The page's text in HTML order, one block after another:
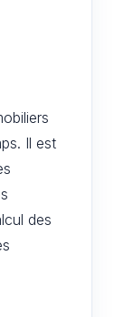
Il est
des